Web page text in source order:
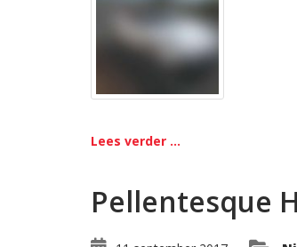
Lees verder ...
Pellentesque